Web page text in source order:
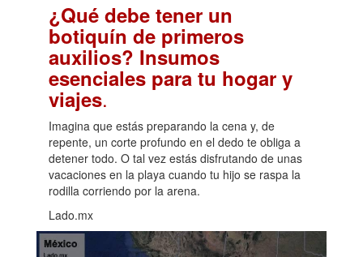
¿Qué debe tener un
botiquín de primeros
auxilios? Insumos
esenciales para tu hogar y
viajes.
Imagina que estás preparando la cena y, de
repente, un corte profundo en el dedo te obliga a
detener todo. O tal vez estás disfrutando de unas
vacaciones en la playa cuando tu hijo se raspa la
rodilla corriendo por la arena.
Lado.mx